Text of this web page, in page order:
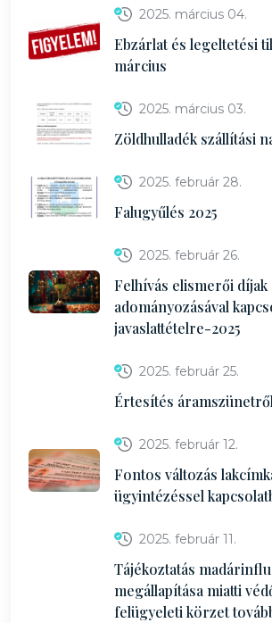
2025. március 04.
Ebzárlat és legeltetési
március
2025. március 03.
Zöldhulladék szállítási
2025. február 28.
Falugyűlés 2025
2025. február 26.
Felhívás elismerői díjak
adományozásával
javaslattételre-2025
2025. február 25.
Értesítés áramszünetről
2025. február 12.
Fontos változás
ügyintézéssel
2025. február 11.
Tájékoztatás
megállapítása miatti
felügyeleti körzet